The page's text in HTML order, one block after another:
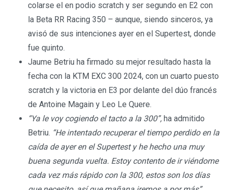
colarse el en podio scratch y ser segundo en E2 con
la Beta RR Racing 350 – aunque, siendo sinceros, ya
avisó de sus intenciones ayer en el Supertest, donde
fue quinto.
Jaume Betriu ha firmado su mejor resultado hasta la
fecha con la KTM EXC 300 2024, con un cuarto puesto
scratch y la victoria en E3 por delante del dúo francés
de Antoine Magain y Leo Le Quere.
“Ya le voy cogiendo el tacto a la 300”, ha admitido
Betriu. “He intentado recuperar el tiempo perdido en la
caída de ayer en el Supertest y he hecho una muy
buena segunda vuelta. Estoy contento de ir viéndome
cada vez más rápido con la 300, estos son los días